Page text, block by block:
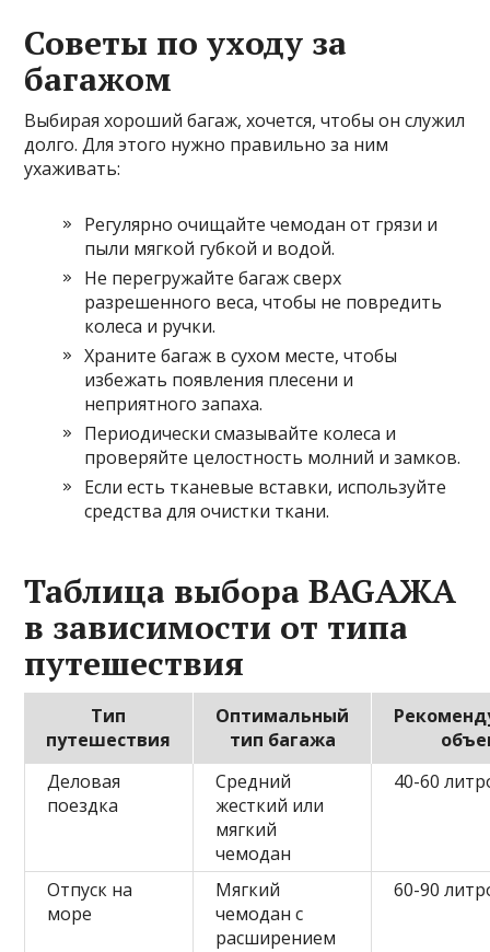
Советы по уходу за
багажом
Выбирая хороший багаж, хочется, чтобы он служил
долго. Для этого нужно правильно за ним
ухаживать:
Регулярно очищайте чемодан от грязи и
пыли мягкой губкой и водой.
Не перегружайте багаж сверх
разрешенного веса, чтобы не повредить
колеса и ручки.
Храните багаж в сухом месте, чтобы
избежать появления плесени и
неприятного запаха.
Периодически смазывайте колеса и
проверяйте целостность молний и замков.
Если есть тканевые вставки, используйте
средства для очистки ткани.
Таблица выбора BAGАЖА
в зависимости от типа
путешествия
Тип
путешествия
Оптимальный
тип багажа
Деловая
поездка
Средний
жесткий или
мягкий
чемодан
40-60
Отпуск на
море
Мягкий
чемодан с
расширением
60-90